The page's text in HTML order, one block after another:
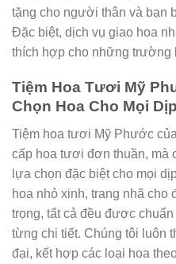
tặng cho người thân và bạn
Đặc biệt, dịch vụ giao hoa
thích hợp cho những trường
Tiệm Hoa Tươi Mỹ
Chọn Hoa Cho Mọi Dịp
Tiệm hoa tươi Mỹ Phước
cấp hoa tươi đơn thuần, mà
lựa chọn đặc biệt cho mọi
hoa nhỏ xinh, trang nhã
trọng, tất cả đều được
từng chi tiết. Chúng tôi luôn
đại, kết hợp các loại hoa